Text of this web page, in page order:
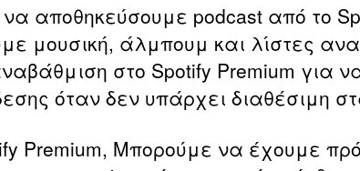
αποθηκεύσουμε podcast από το
μουσική, άλμπουμ και λίστες
στο Spotify Premium για
όταν δεν υπάρχει διαθέσιμη
Premium, Μπορούμε να έχουμε